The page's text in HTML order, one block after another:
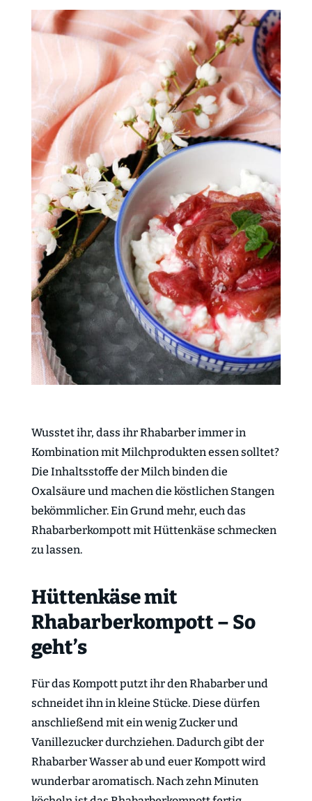
Wusstet ihr, dass ihr Rhabarber immer in
Kombination mit Milchprodukten essen solltet?
Die Inhaltsstoffe der Milch binden die
Oxalsäure und machen die köstlichen Stangen
bekömmlicher. Ein Grund mehr, euch das
Rhabarberkompott mit Hüttenkäse schmecken
zu lassen.
Hüttenkäse mit
Rhabarberkompott – So
geht’s
Für das Kompott putzt ihr den Rhabarber und
schneidet ihn in kleine Stücke. Diese dürfen
anschließend mit ein wenig Zucker und
Vanillezucker durchziehen. Dadurch gibt der
Rhabarber Wasser ab und euer Kompott wird
wunderbar aromatisch. Nach zehn Minuten